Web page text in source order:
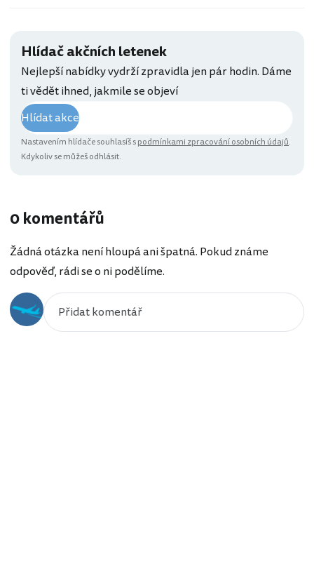
Hlídač akčních letenek
Nejlepší nabídky vydrží zpravidla jen pár hodin. Dáme
ti vědět ihned, jakmile se objeví
Hlídat akce
Nastavením hlídače souhlasíš spodmínkami zpracování osobních údajů.
Kdykoliv se můžeš odhlásit.
0 komentářů
Žádná otázka není hloupá ani špatná. Pokud známe
odpověď, rádi se o ni podělíme.